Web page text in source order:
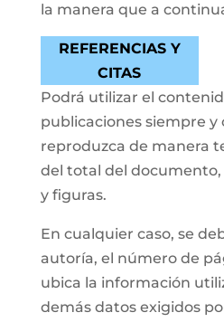
la manera que a
REFERENCIAS Y
CITAS
Podrá utilizar el
publicaciones siempre y
reproduzca de manera
del total del
y figuras.
En cualquier caso, se
autoría, el número de
ubica la información
demás datos exigidos